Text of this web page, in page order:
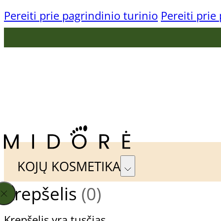
Pereiti prie pagrindinio turinio Pereiti prie
KOJŲ KOSMETIKA
Gehwol Preparatų Linijos
Krepšelis (0)